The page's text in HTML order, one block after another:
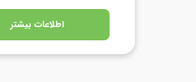
اطلاعات بیشتر